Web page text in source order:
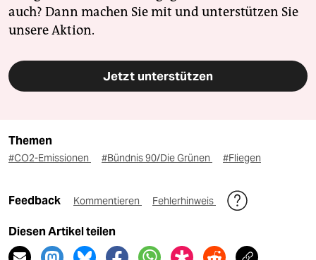
auch? Dann machen Sie mit und unterstützen Sie
unsere Aktion.
Jetzt unterstützen
Themen
#CO2-Emissionen #Bündnis 90/Die Grünen #Fliegen
Feedback Kommentieren Fehlerhinweis
Diesen Artikel teilen